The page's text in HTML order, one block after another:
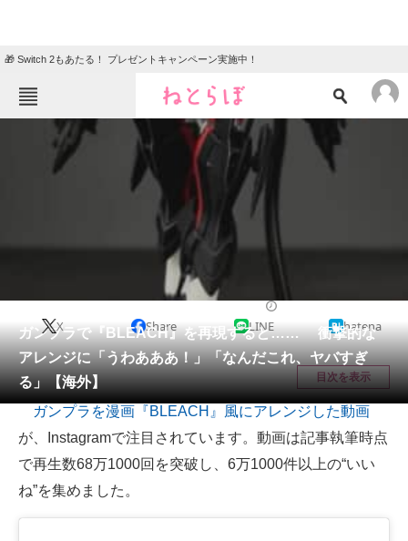
🎁 Switch 2もあたる！ プレゼントキャンペーン実施中！
ねとらぼメニュー
クイズ
教育・育児
リサーチ
会員記事
メディア
注目記事を集めた総合ページ
ITの今と未来を見通す
スマホと通信の最新トレンド
ガンプラで『BLEACH』を再現すると…… 衝撃的な
アレンジに「うわあああ！」「なんだこれ、ヤバすぎ
る」【海外】
X Share LINE hatena
目次を表示
ガンプラを漫画『BLEACH』風にアレンジした動画
が、Instagramで注目されています。動画は記事執筆時点
で再生数68万1000回を突破し、6万1000件以上の“いい
ね”を集めました。